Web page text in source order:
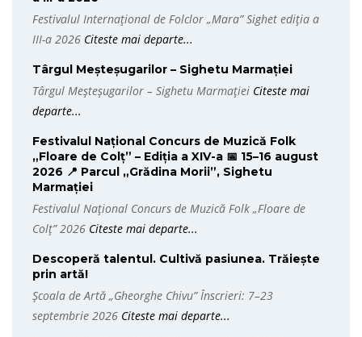
Festivalul Internațional de Folclor „Mara” Sighet ediția a
III-a 2026 Citeste mai departe...
Târgul Meșteșugarilor – Sighetu Marmației
Târgul Meșteșugarilor – Sighetu Marmației Citeste mai
departe...
Festivalul Național Concurs de Muzică Folk
„Floare de Colț” – Ediția a XIV-a 📅 15–16 august
2026 📍 Parcul „Grădina Morii”, Sighetu
Marmației
Festivalul Național Concurs de Muzică Folk „Floare de
Colț” 2026 Citeste mai departe...
Descoperă talentul. Cultivă pasiunea. Trăiește
prin artă!
Școala de Artă „Gheorghe Chivu” Înscrieri: 7–23
septembrie 2026 Citeste mai departe...